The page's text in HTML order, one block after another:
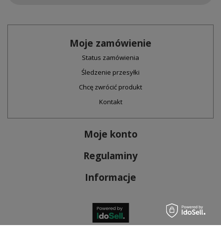
Moje zamówienie
Status zamówienia
Śledzenie przesyłki
Chcę zwrócić produkt
Kontakt
Moje konto
Regulaminy
Informacje